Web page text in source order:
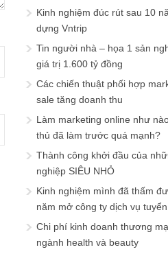
Kinh nghiệm đúc rút sau 10
dựng Vntrip
Tin người nhà – họa 1 sản
giá trị 1.600 tỷ đồng
Các chiến thuật phối hợp
sale tăng doanh thu
Làm marketing online như
thủ đã làm trước quá mạnh?
Thành công khởi đầu của
nghiệp SIÊU NHỎ
Kinh nghiệm mình đã thấm
năm mở công ty dịch vụ
Chi phí kinh doanh thương
ngành health và beauty